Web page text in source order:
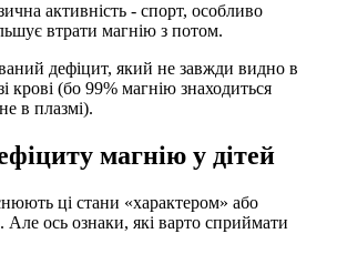
активність - спорт, особливо
втрати магнію з потом.
дефіцит, який не завжди видно в
крові (бо 99% магнію знаходиться
в плазмі).
магнію у дітей
ці стани «характером» або
Але ось ознаки, які варто сприймати